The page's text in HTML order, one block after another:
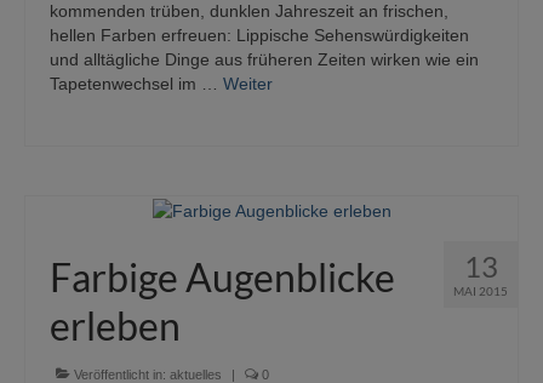
kommenden trüben, dunklen Jahreszeit an frischen,
hellen Farben erfreuen: Lippische Sehenswürdigkeiten
und alltägliche Dinge aus früheren Zeiten wirken wie ein
Tapetenwechsel im … Weiter
13
MAI 2015
Farbige Augenblicke
erleben
Veröffentlicht in: aktuelles | 0